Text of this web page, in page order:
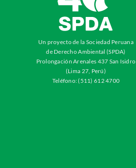
Un proyecto de la Sociedad Peruana
de Derecho Ambiental (SPDA)
Prolongación Arenales 437 San Isidro
(Lima 27, Perú)
Teléfono: (511) 612 4700